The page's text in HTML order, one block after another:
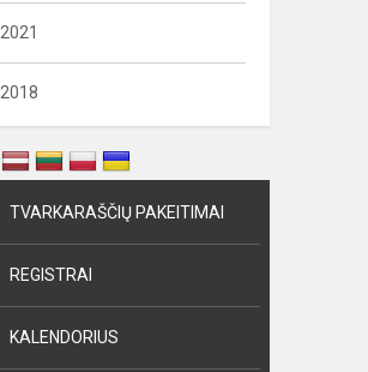
2021
2018
TVARKARAŠČIŲ PAKEITIMAI
REGISTRAI
KALENDORIUS